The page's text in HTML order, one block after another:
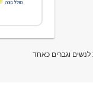
וגברים כאחד